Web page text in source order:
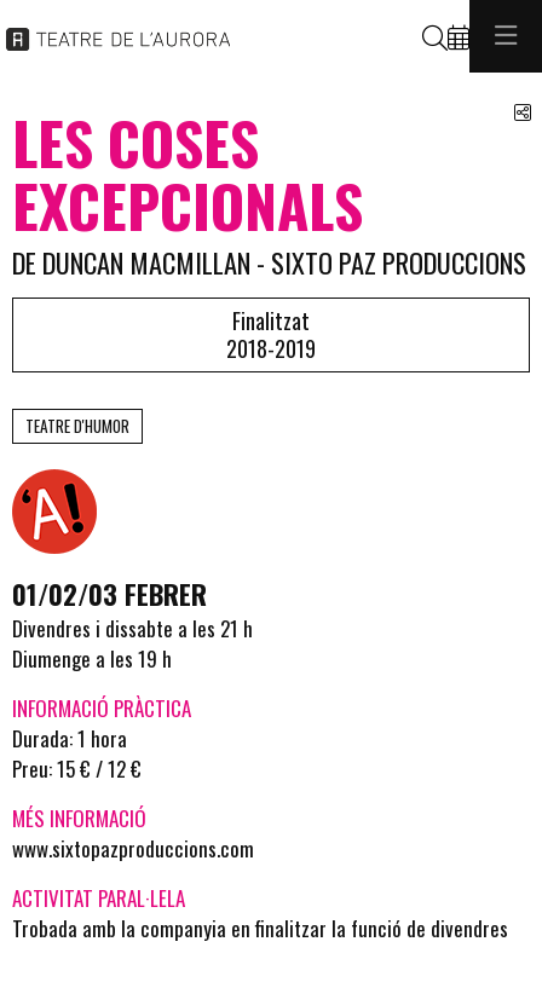
Cerca
LES COSES
EXCEPCIONALS
DE DUNCAN MACMILLAN - SIXTO PAZ PRODUCCIONS
Finalitzat
2018-2019
TEATRE D'HUMOR
01/02/03 FEBRER
Divendres i dissabte a les 21 h
Diumenge a les 19 h
INFORMACIÓ PRÀCTICA
Durada: 1 hora
Preu: 15 € / 12 €
MÉS INFORMACIÓ
www.sixtopazproduccions.com
ACTIVITAT PARAL·LELA
Trobada amb la companyia en finalitzar la funció de divendres